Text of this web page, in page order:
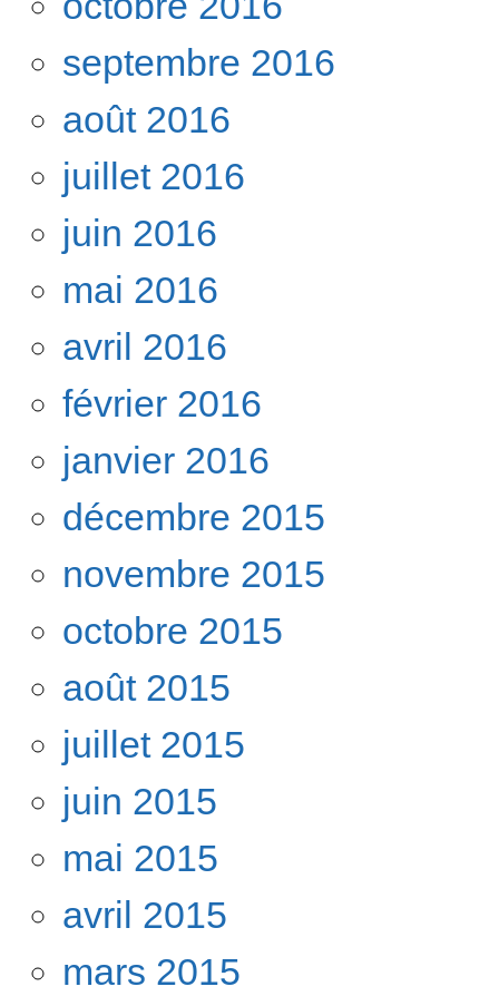
septembre 2016
août 2016
juillet 2016
juin 2016
mai 2016
avril 2016
février 2016
janvier 2016
décembre 2015
novembre 2015
octobre 2015
août 2015
juillet 2015
juin 2015
mai 2015
avril 2015
mars 2015